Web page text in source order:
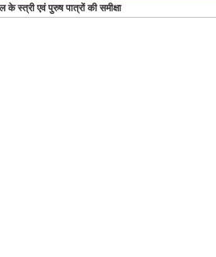
स्त्री एवं पुरुष पात्रों की समीक्षा